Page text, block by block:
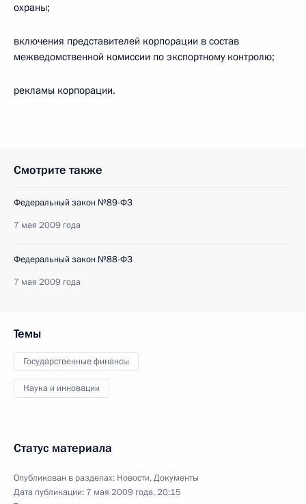
охраны;
включения представителей корпорации в состав
межведомственной комиссии по экспортному контролю;
рекламы корпорации.
Смотрите также
Федеральный закон №89-ФЗ
7 мая 2009 года
Федеральный закон №88-ФЗ
7 мая 2009 года
Темы
Государственные финансы
Наука и инновации
Статус материала
Опубликован в разделах: Новости,Документы
Дата публикации: 7 мая 2009 года, 20:15